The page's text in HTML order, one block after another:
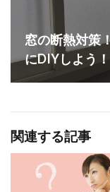
窓の断熱対策
にDIYしよう！
関連する記事